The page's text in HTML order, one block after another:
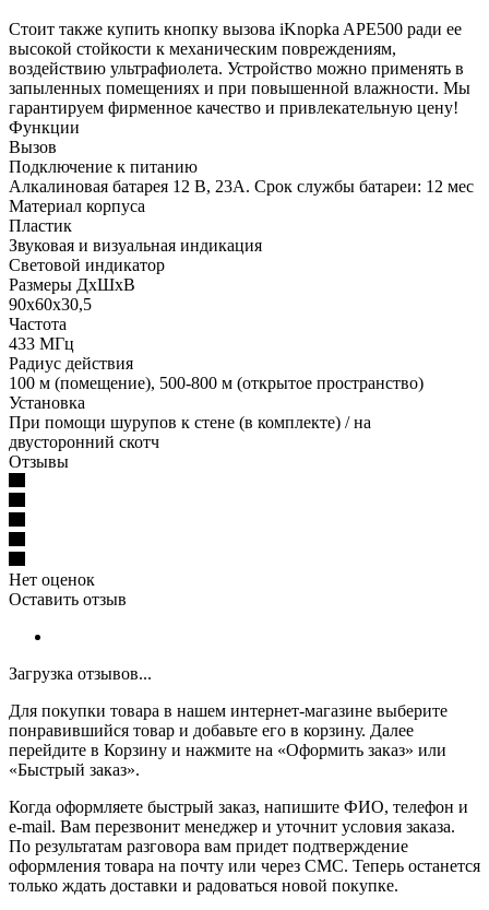
Стоит также купить кнопку вызова iKnopka APE500 ради ее
высокой стойкости к механическим повреждениям,
воздействию ультрафиолета. Устройство можно применять в
запыленных помещениях и при повышенной влажности. Мы
гарантируем фирменное качество и привлекательную цену!
Функции
Вызов
Подключение к питанию
Алкалиновая батарея 12 В, 23A. Срок службы батареи: 12 мес
Материал корпуса
Пластик
Звуковая и визуальная индикация
Световой индикатор
Размеры ДхШхВ
90x60x30,5
Частота
433 МГц
Радиус действия
100 м (помещение), 500-800 м (открытое пространство)
Установка
При помощи шурупов к стене (в комплекте) / на
двусторонний скотч
Отзывы
Нет оценок
Оставить отзыв
Загрузка отзывов...
Для покупки товара в нашем интернет-магазине выберите
понравившийся товар и добавьте его в корзину. Далее
перейдите в Корзину и нажмите на «Оформить заказ» или
«Быстрый заказ».
Когда оформляете быстрый заказ, напишите ФИО, телефон и
e-mail. Вам перезвонит менеджер и уточнит условия заказа.
По результатам разговора вам придет подтверждение
оформления товара на почту или через СМС. Теперь останется
только ждать доставки и радоваться новой покупке.